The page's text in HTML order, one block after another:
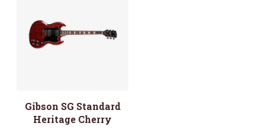
Gibson SG Standard
Heritage Cherry